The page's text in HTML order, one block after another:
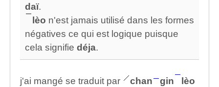
daï.
lèo n'est jamais utilisé dans les formes
négatives ce qui est logique puisque
cela signifie déja.
j'ai mangé se traduit par chan gin
lèo